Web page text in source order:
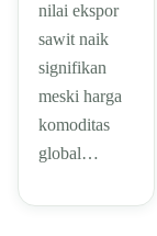
nilai ekspor
sawit naik
signifikan
meski harga
komoditas
global…